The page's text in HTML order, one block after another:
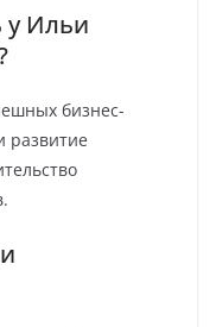
у Ильи
бизнес-
развитие